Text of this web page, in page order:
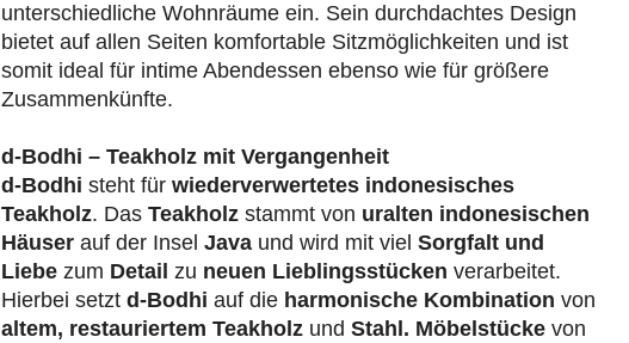
unterschiedliche Wohnräume ein. Sein durchdachtes Design
bietet auf allen Seiten komfortable Sitzmöglichkeiten und ist
somit ideal für intime Abendessen ebenso wie für größere
Zusammenkünfte.
d-Bodhi – Teakholz mit Vergangenheit
d-Bodhi steht für wiederverwertetes indonesisches
Teakholz. Das Teakholz stammt von uralten indonesischen
Häuser auf der Insel Java und wird mit viel Sorgfalt und
Liebe zum Detail zu neuen Lieblingsstücken verarbeitet.
Hierbei setzt d-Bodhi auf die harmonische Kombination von
altem, restauriertem Teakholz und Stahl. Möbelstücke von